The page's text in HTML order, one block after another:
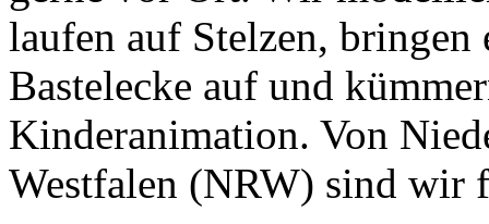
laufen auf Stelzen,
Bastelecke auf und
Kinderanimation. Von
Westfalen (NRW) sind wir